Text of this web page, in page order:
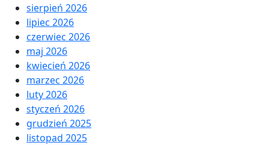
sierpień 2026
lipiec 2026
czerwiec 2026
maj 2026
kwiecień 2026
marzec 2026
luty 2026
styczeń 2026
grudzień 2025
listopad 2025